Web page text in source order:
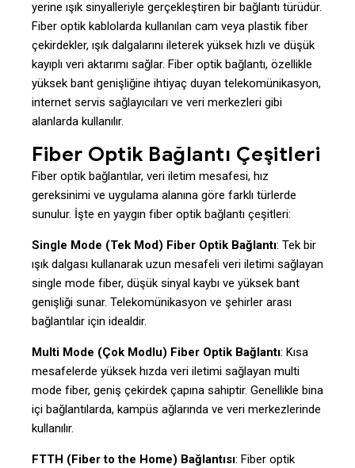
yerine ışık sinyalleriyle gerçekleştiren bir bağlantı türüdür.
Fiber optik kablolarda kullanılan cam veya plastik fiber
çekirdekler, ışık dalgalarını ileterek yüksek hızlı ve düşük
kayıplı veri aktarımı sağlar. Fiber optik bağlantı, özellikle
yüksek bant genişliğine ihtiyaç duyan telekomünikasyon,
internet servis sağlayıcıları ve veri merkezleri gibi
alanlarda kullanılır.
Fiber Optik Bağlantı Çeşitleri
Fiber optik bağlantılar, veri iletim mesafesi, hız
gereksinimi ve uygulama alanına göre farklı türlerde
sunulur. İşte en yaygın fiber optik bağlantı çeşitleri:
Single Mode (Tek Mod) Fiber Optik Bağlantı: Tek bir
ışık dalgası kullanarak uzun mesafeli veri iletimi sağlayan
single mode fiber, düşük sinyal kaybı ve yüksek bant
genişliği sunar. Telekomünikasyon ve şehirler arası
bağlantılar için idealdir.
Multi Mode (Çok Modlu) Fiber Optik Bağlantı: Kısa
mesafelerde yüksek hızda veri iletimi sağlayan multi
mode fiber, geniş çekirdek çapına sahiptir. Genellikle bina
içi bağlantılarda, kampüs ağlarında ve veri merkezlerinde
kullanılır.
FTTH (Fiber to the Home) Bağlantısı: Fiber optik